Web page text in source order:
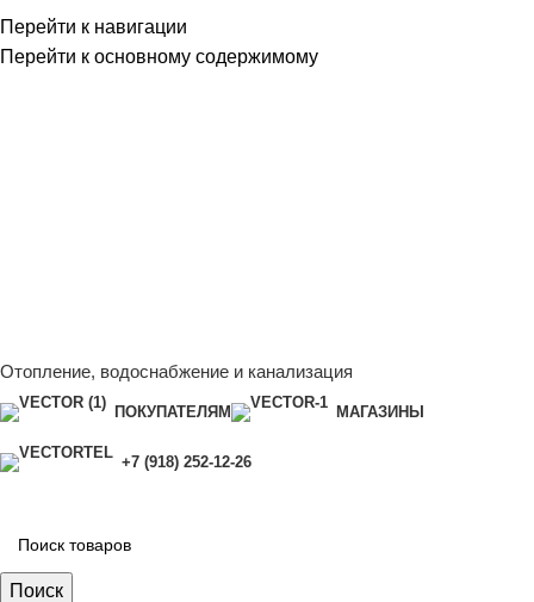
Перейти к навигации
Перейти к основному содержимому
Отопление, водоснабжение и канализация
ПОКУПАТЕЛЯМ МАГАЗИНЫ
+7 (918) 252-12-26
Поиск